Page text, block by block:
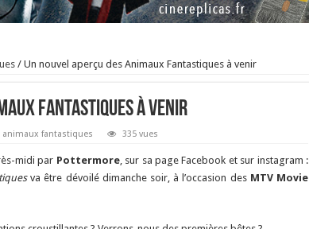
/ Un nouvel aperçu des Animaux Fantastiques à venir
Fantastiques à venir
animaux fantastiques 335 vues
midi par Pottermore, sur sa page Facebook et sur instagram :
va être dévoilé dimanche soir, à l’occasion des MTV Movie